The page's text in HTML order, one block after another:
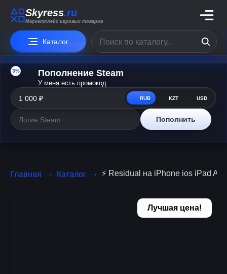
Skyress.ru
Маркетплейс игровых товаров
Каталог
3% Пополнение Steam
У меня есть промокод
RUB KZT USD
Пополнить
Главная Каталог ⚡️ Residual на iPhone ios iPad
Лучшая цена!